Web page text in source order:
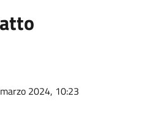
2024, 10:23